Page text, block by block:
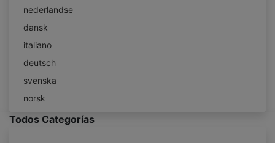
nederlandse
dansk
italiano
deutsch
svenska
norsk
Todos Categorías